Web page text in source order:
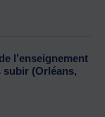
l’enseignement
(Orléans,